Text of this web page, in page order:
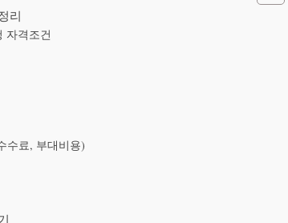
리
자격조건
수료, 부대비용)